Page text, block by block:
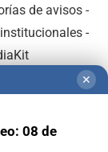
de avisos -
-
✕
08 de